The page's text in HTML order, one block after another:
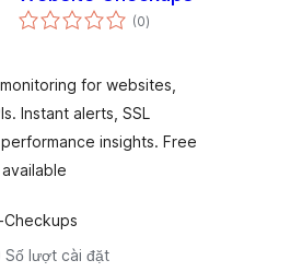
(0tổng
đánh
)
for websites,
Instant alerts, SSL
insights. Free
Số lượt cài đặt